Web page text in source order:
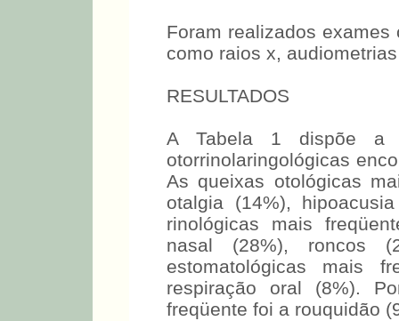
Foram realizados
como raios x,
RESULTADOS
A Tabela 1 dispõe a
otorrinolaringológicas
As queixas otológicas
otalgia (14%),
rinológicas mais
nasal (28%), roncos
estomatológicas mais
respiração oral (8%).
freqüente foi a rouquidão